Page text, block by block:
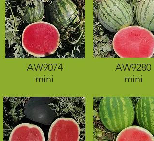
AW9074
mini
AW9280
mini